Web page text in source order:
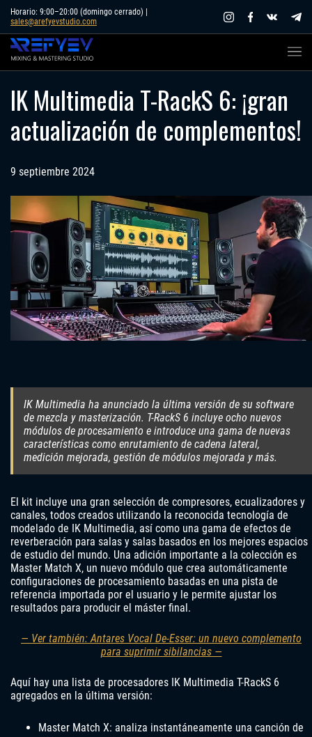
Skip
content
Horario: 9:00–20:00 (domingo cerrado) |
sales@arefyevstudio.com
IK Multimedia T-RackS 6: ¡gran
actualización de complementos!
9 septiembre 2024
IK Multimedia ha anunciado la última versión de su software
de mezcla y masterización. T-RackS 6 incluye ocho nuevos
módulos de procesamiento e introduce una gama de nuevas
características como enrutamiento de cadena lateral,
medición mejorada, gestión de módulos mejorada y más.
El kit incluye una gran selección de compresores, ecualizadores y
canales, todos creados utilizando la reconocida tecnología de
modelado de IK Multimedia, así como una gama de efectos de
reverberación para salas y salas basados ​​en los mejores espacios
de estudio del mundo. Una adición importante a la colección es
Master Match X, un nuevo módulo que crea automáticamente
configuraciones de procesamiento basadas en una pista de
referencia importada por el usuario y le permite ajustar los
resultados para producir el máster final.
— Ver también: Antares Vocal De-Esser: un nuevo complemento
para suprimir sibilancias —
Aquí hay una lista de procesadores IK Multimedia T-RackS 6
agregados en la última versión:
Master Match X: analiza instantáneamente una canción de